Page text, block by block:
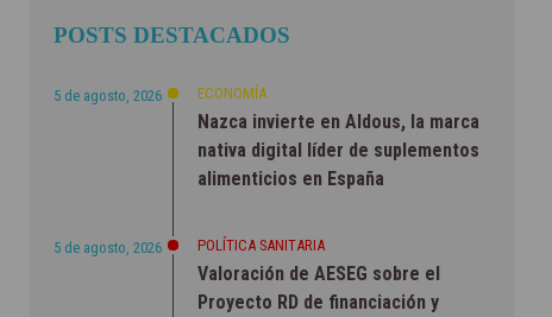
POSTS DESTACADOS
5 de agosto, 2026 ECONOMÍA
Nazca invierte en Aldous, la marca
nativa digital líder de suplementos
alimenticios en España
5 de agosto, 2026 POLÍTICA SANITARIA
Valoración de AESEG sobre el
Proyecto RD de financiación y